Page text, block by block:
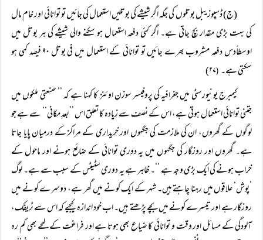
(ج) ڈسپوزیبل بوتلوں کی جگہ اگر شیشے کی بوتلیں استعمال کی جائیں تو توانائی اور خام مال
کی بہت بڑی مقدار بچ جاتی ہے۔ اگر کئی دفعہ استعمال ہو سکنے والی شیشے کی ہر بوتل میں
اوسطاًدس دفعہ مشروب بھرے جائیں تو توانائی کے استعمال میں فی بوتل ۹۰ فیصد کمی ہو
سکتی ہے۔ (۲۷)
کیمبرج یونیورسٹی میں جغرافیہ کی پروفیسر سوزن اوئنز کا کہنا ہے کہ ’’ صنعتی ملکوں میں
جتنی توانائی استعمال ہوتی ہے، اس کے نصف سے زیادہ کا تعلق اس ’’بعدِ مکانی‘‘ سے ہے جو
لوگوں کے گھروں، ان کی ملازمت کی جگہوں اور خریداری کے مراکز کے درمیان پایا جاتا
ہے۔ گھروں اور روزگار کی جگہوں میں یہ دوری توانائی کے ضائع ہونے اور ماحول کے
خراب ہونے کی ایک بڑی وجہ ہے ‘‘۔ ظاہر ہے یہ دوری سٹیٹس کے سبب سے ہے۔ لوگ
’پوش‘ علاقوں میں رہنا چاہتے ہیں۔ شہر کے ایک کونے میں گھر ہے، دوسرے کونے میں
روزگار ہے اور تیسرے کونے میں بچے پڑھتے ہیں۔ اب خود اندازہ کیجیے کہ اس سے ٹریفک،
آلودگی کے مسائل اور وقت و توانائی کا ضیاع بھی ہوتا ہے اور فراغت کے لمحے بھی کم رہ